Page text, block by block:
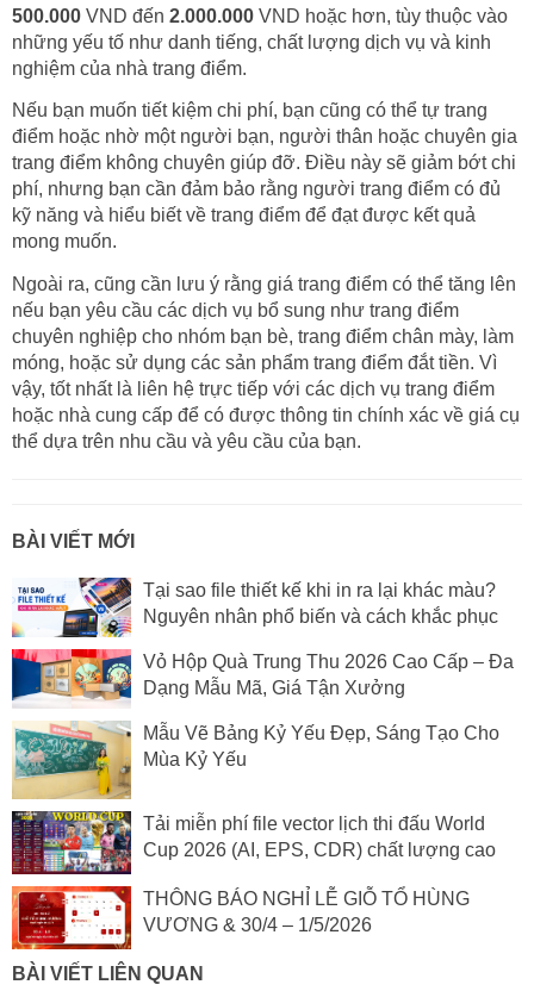
500.000 VND đến 2.000.000 VND hoặc hơn, tùy thuộc vào
những yếu tố như danh tiếng, chất lượng dịch vụ và kinh
nghiệm của nhà trang điểm.
Nếu bạn muốn tiết kiệm chi phí, bạn cũng có thể tự trang
điểm hoặc nhờ một người bạn, người thân hoặc chuyên gia
trang điểm không chuyên giúp đỡ. Điều này sẽ giảm bớt chi
phí, nhưng bạn cần đảm bảo rằng người trang điểm có đủ
kỹ năng và hiểu biết về trang điểm để đạt được kết quả
mong muốn.
Ngoài ra, cũng cần lưu ý rằng giá trang điểm có thể tăng lên
nếu bạn yêu cầu các dịch vụ bổ sung như trang điểm
chuyên nghiệp cho nhóm bạn bè, trang điểm chân mày, làm
móng, hoặc sử dụng các sản phẩm trang điểm đắt tiền. Vì
vậy, tốt nhất là liên hệ trực tiếp với các dịch vụ trang điểm
hoặc nhà cung cấp để có được thông tin chính xác về giá cụ
thể dựa trên nhu cầu và yêu cầu của bạn.
BÀI VIẾT MỚI
Tại sao file thiết kế khi in ra lại khác màu?
Nguyên nhân phổ biến và cách khắc phục
Vỏ Hộp Quà Trung Thu 2026 Cao Cấp – Đa
Dạng Mẫu Mã, Giá Tận Xưởng
Mẫu Vẽ Bảng Kỷ Yếu Đẹp, Sáng Tạo Cho
Mùa Kỷ Yếu
Tải miễn phí file vector lịch thi đấu World
Cup 2026 (AI, EPS, CDR) chất lượng cao
THÔNG BÁO NGHỈ LỄ GIỖ TỔ HÙNG
VƯƠNG & 30/4 – 1/5/2026
BÀI VIẾT LIÊN QUAN